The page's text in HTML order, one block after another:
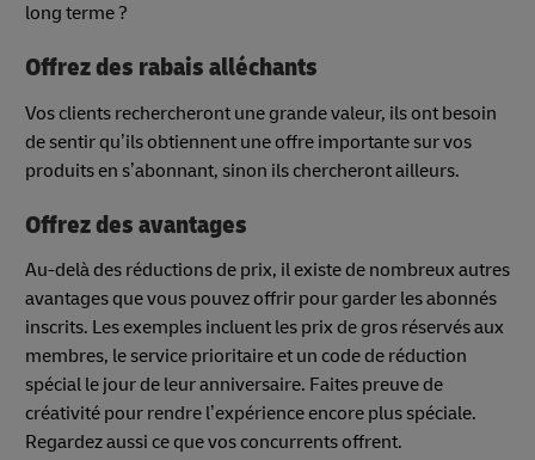
long terme ?
Offrez des rabais alléchants
Vos clients rechercheront une grande valeur, ils ont besoin
de sentir qu’ils obtiennent une offre importante sur vos
produits en s’abonnant, sinon ils chercheront ailleurs.
Offrez des avantages
Au-delà des réductions de prix, il existe de nombreux autres
avantages que vous pouvez offrir pour garder les abonnés
inscrits. Les exemples incluent les prix de gros réservés aux
membres, le service prioritaire et un code de réduction
spécial le jour de leur anniversaire. Faites preuve de
créativité pour rendre l’expérience encore plus spéciale.
Regardez aussi ce que vos concurrents offrent.